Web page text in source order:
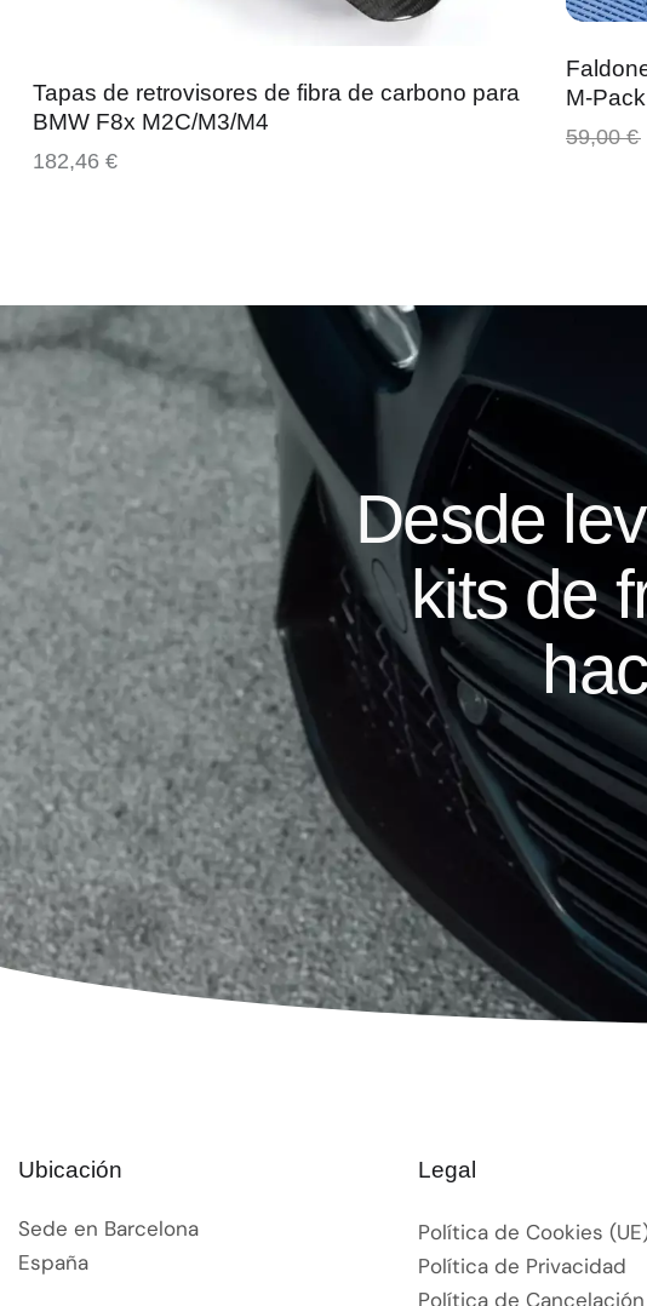
Tapas de retrovisores de fibra de carbono para
BMW F8x M2C/M3/M4
182,46 €
M-
59,00€
Desde
kits de
Ubicación
Sede en Barcelona
España
Legal
Política de Cookies
Política de Privacidad
Política de Cancelación